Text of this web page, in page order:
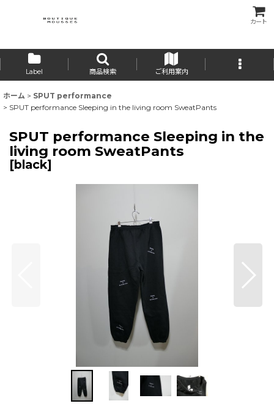
カート
Label 商品検索 ご利用案内
ホーム > SPUT performance
> SPUT performance Sleeping in the living room SweatPants
SPUT performance Sleeping in the
living room SweatPants
[black]